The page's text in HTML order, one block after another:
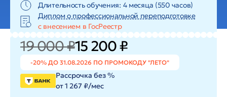
Длительность обучения: 4 месяца (550 часов)
Диплом о профессиональной переподготовке
с внесением в ГосРеестр
19 000 ₽15 200 ₽
-20% ДО 31.08.2026 ПО ПРОМОКОДУ "ЛЕТО"
Рассрочка без %
от 1 267 ₽/мес